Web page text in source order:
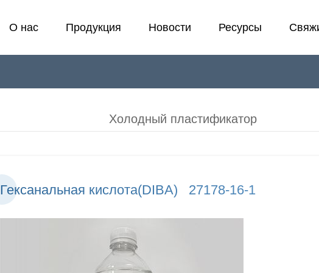
О нас Продукция Новости Ресурсы
Холодный пластификатор
Гексанальная кислота(DIBA) 27178-16-1